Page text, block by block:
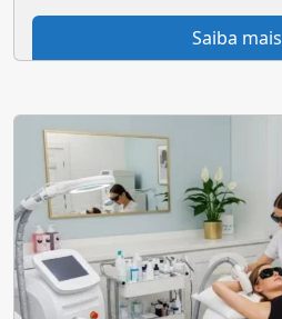
Saiba mais